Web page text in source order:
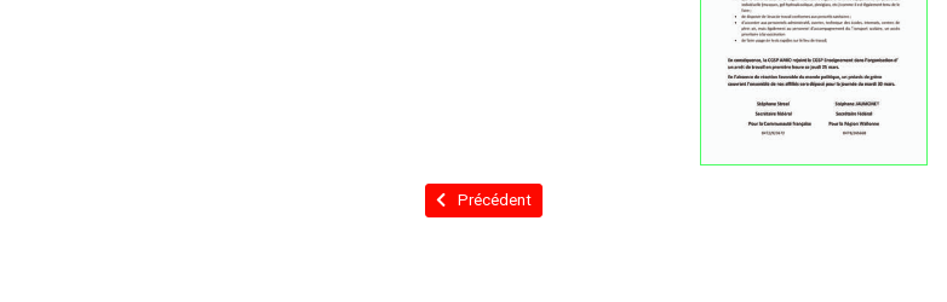
Article précédent : 18 MAI 2022 - DU PAIN SEC POUR LES MEMBRES DU
Précédent